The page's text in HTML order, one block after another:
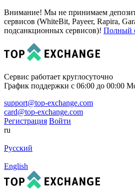
Внимание! Мы не принимаем
сервисов (WhiteBit, Payeer, Rapira,
подсанкционных сервисов)! Полный
Сервис работает круглосуточно
График поддержки с 06:00 до 00:00
support@top-exchange.com
card@top-exchange.com
Регистрация Войти
ru
Русский
English